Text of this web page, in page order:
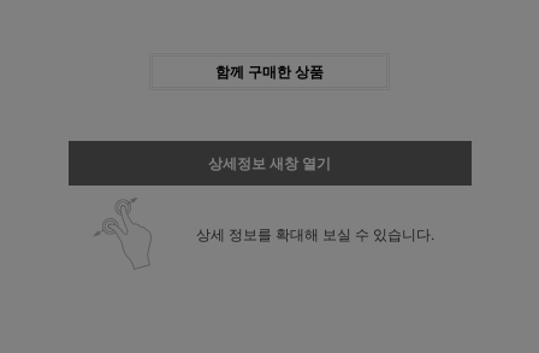
함께 구매한 상품
상세정보 새창 열기
상세 정보를 확대해 보실 수 있습니다.